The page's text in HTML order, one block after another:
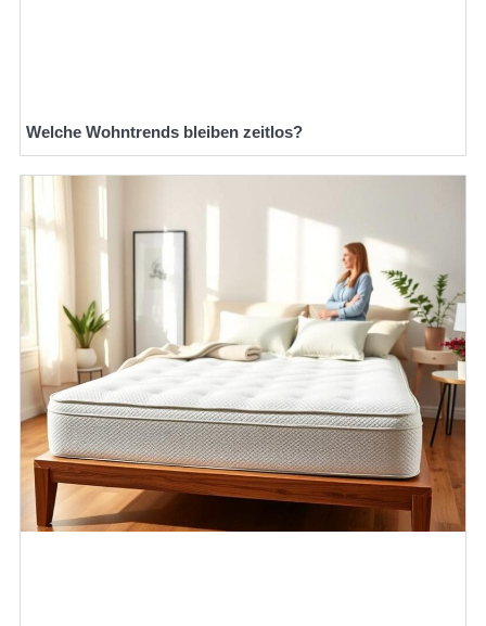
Welche Wohntrends bleiben zeitlos?